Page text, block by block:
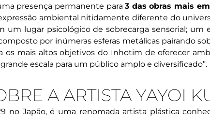
presença permanente para3 das obras mais
ambiental nitidamente diferente do
um lugar psicológico de sobrecarga sensorial;
por inúmeras esferas metálicas pairando
os mais altos objetivos do Inhotim de oferecer
escala para um público amplo e diversificado”.
A ARTISTA YAYOI
no Japão, é uma renomada artista plástica